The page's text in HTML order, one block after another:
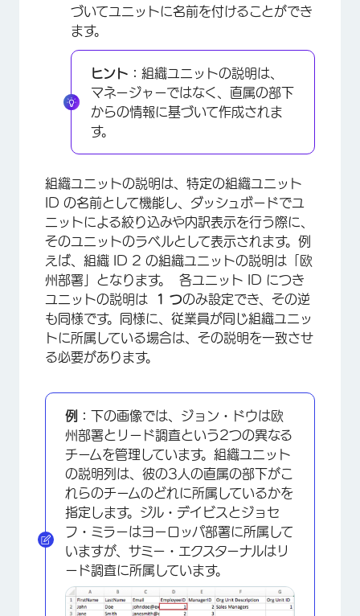
づいてユニットに名前を付けることができ
ます。
ヒント： 組織ユニットの説明は、
マネージャーではなく、直属の部下
からの情報に基づいて作成されま
す。
組織ユニットの説明は、特定の組織ユニット
ID の名前として機能し、ダッシュボードでユ
ニットによる絞り込みや内訳表示を行う際に、
そのユニットのラベルとして表示されます。例
えば、組織 ID 2 の組織ユニットの説明は「欧
州部署」となります。 各ユニット ID につき
ユニットの説明は
1 つのみ設定でき、その逆
も同様です。同様に、従業員が同じ組織ユニッ
トに所属している場合は、その説明を一致させ
る必要があります。
例： 下の画像では、ジョン・ドウは欧
州部署とリード調査という2つの異なる
チームを管理しています。組織ユニット
の説明列は、彼の3人の直属の部下がこ
れらのチームのどれに所属しているかを
指定します。ジル・デイビスとジョセ
フ・ミラーはヨーロッパ部署に所属して
いますが、サミー・エクスターナルはリ
ード調査に所属しています。